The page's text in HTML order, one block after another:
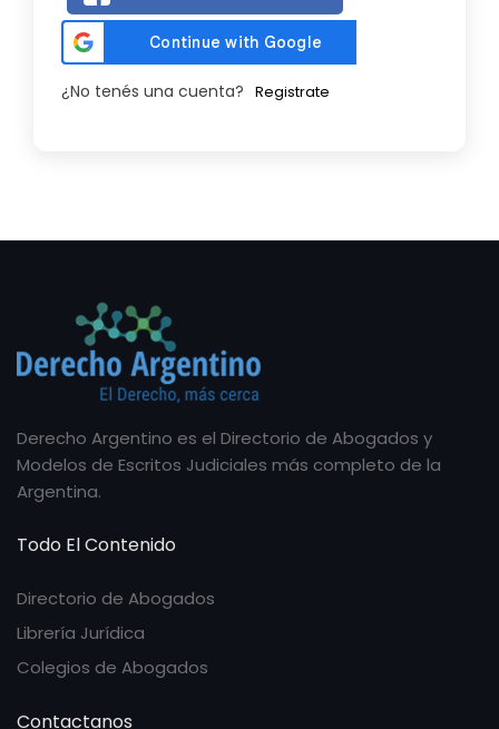
¿No tenés una cuenta? Registrate
Derecho Argentino es el Directorio de Abogados y
Modelos de Escritos Judiciales más completo de la
Argentina.
Todo El Contenido
Directorio de Abogados
Librería Jurídica
Colegios de Abogados
Contactanos